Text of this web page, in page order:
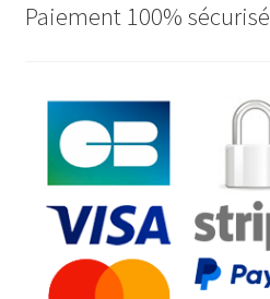
Paiement 100% sécurisé